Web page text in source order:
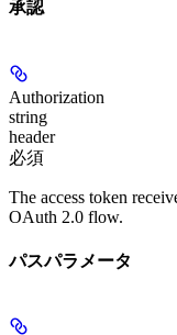
承認
Authorization
string
header
必須
The access token
OAuth 2.0 flow.
パスパラメータ